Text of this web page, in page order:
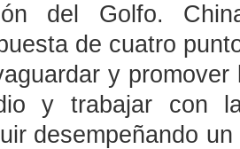
del Golfo.
de cuatro
y
y trabajar con
desempeñando